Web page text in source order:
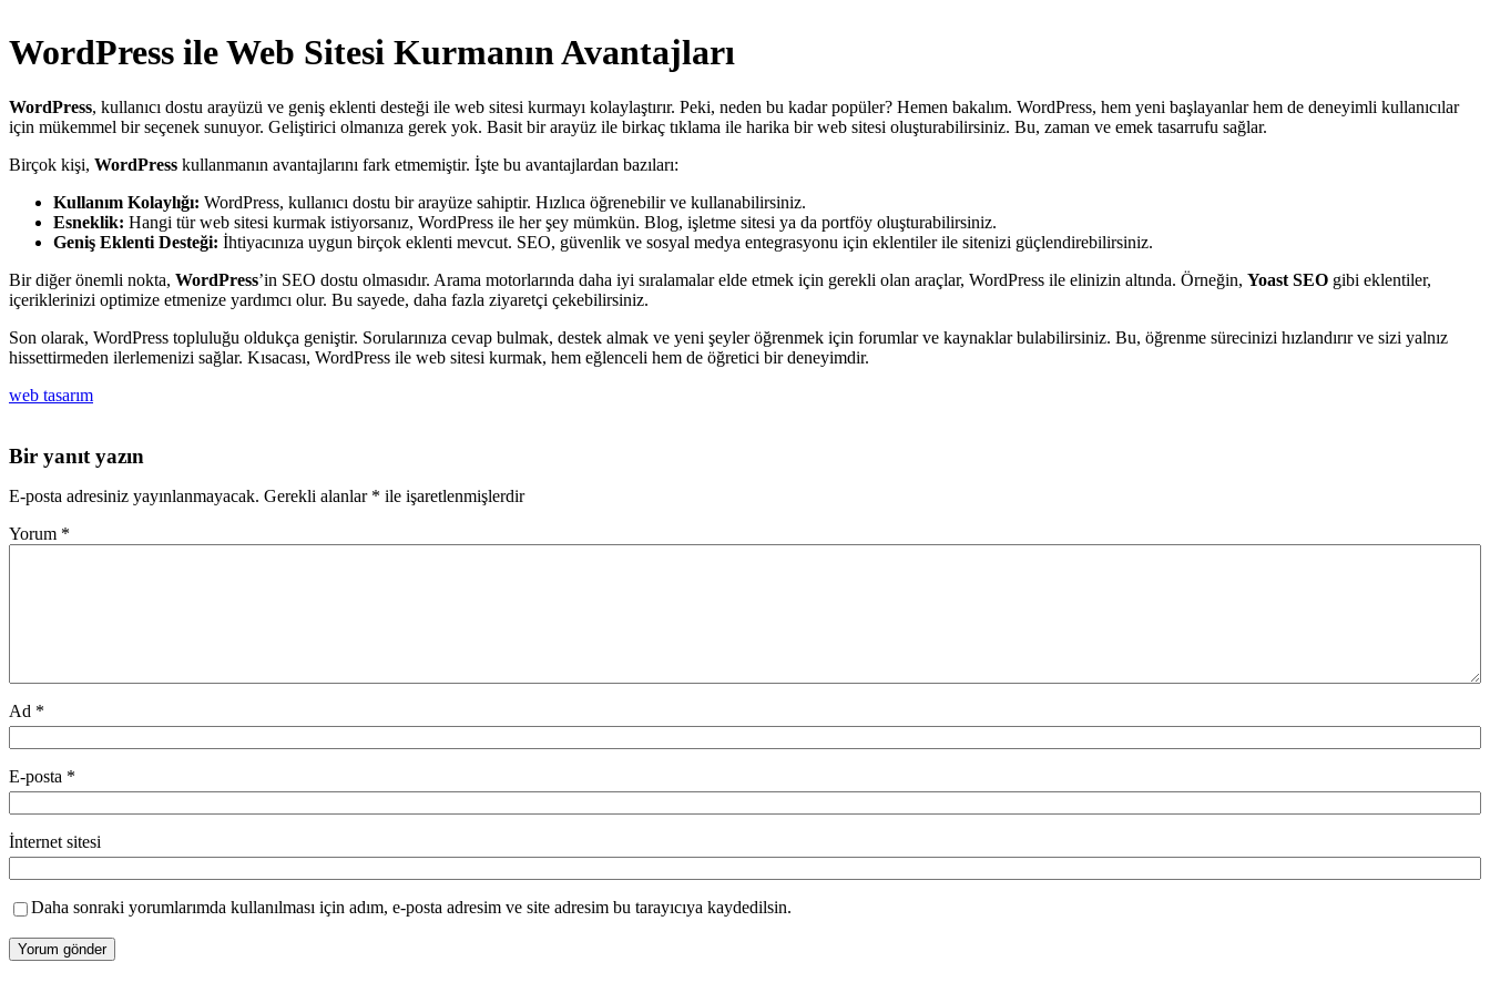
WordPress ile Web Sitesi Kurmanın Avantajları
WordPress, kullanıcı dostu arayüzü ve geniş eklenti desteği ile web sitesi kurmayı kolaylaştırır. Peki, neden bu kadar popüler? Hemen bakalım. WordPress, hem yeni başlayanlar hem de deneyimli kullanıcılar
için mükemmel bir seçenek sunuyor. Geliştirici olmanıza gerek yok. Basit bir arayüz ile birkaç tıklama ile harika bir web sitesi oluşturabilirsiniz. Bu, zaman ve emek tasarrufu sağlar.
Birçok kişi, WordPress kullanmanın avantajlarını fark etmemiştir. İşte bu avantajlardan bazıları:
Kullanım Kolaylığı: WordPress, kullanıcı dostu bir arayüze sahiptir. Hızlıca öğrenebilir ve kullanabilirsiniz.
Esneklik: Hangi tür web sitesi kurmak istiyorsanız, WordPress ile her şey mümkün. Blog, işletme sitesi ya da portföy oluşturabilirsiniz.
Geniş Eklenti Desteği: İhtiyacınıza uygun birçok eklenti mevcut. SEO, güvenlik ve sosyal medya entegrasyonu için eklentiler ile sitenizi güçlendirebilirsiniz.
Bir diğer önemli nokta, WordPress’in SEO dostu olmasıdır. Arama motorlarında daha iyi sıralamalar elde etmek için gerekli olan araçlar, WordPress ile elinizin altında. Örneğin, Yoast SEO gibi eklentiler,
içeriklerinizi optimize etmenize yardımcı olur. Bu sayede, daha fazla ziyaretçi çekebilirsiniz.
Son olarak, WordPress topluluğu oldukça geniştir. Sorularınıza cevap bulmak, destek almak ve yeni şeyler öğrenmek için forumlar ve kaynaklar bulabilirsiniz. Bu, öğrenme sürecinizi hızlandırır ve sizi yalnız
hissettirmeden ilerlemenizi sağlar. Kısacası, WordPress ile web sitesi kurmak, hem eğlenceli hem de öğretici bir deneyimdir.
web tasarım
Bir yanıt yazın
E-posta adresiniz yayınlanmayacak. Gerekli alanlar * ile işaretlenmişlerdir
Yorum *
Ad *
E-posta *
İnternet sitesi
Daha sonraki yorumlarımda kullanılması için adım, e-posta adresim ve site adresim bu tarayıcıya kaydedilsin.